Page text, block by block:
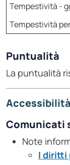
Tempestività -
Tempestività
Puntualità
La puntualità
Comunicati
Note
I diritti